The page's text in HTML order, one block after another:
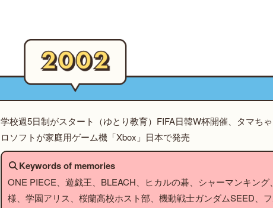
学校週5日制がスタート（ゆとり教育）FIFA日韓W杯開催、タマち
ロソフトが家庭用ゲーム機「Xbox」日本で発売
Keywords of memories
ONE PIECE、遊戯王、BLEACH、ヒカルの碁、シャーマンキン
様、学園アリス、桜蘭高校ホスト部、機動戦士ガンダムSEED、